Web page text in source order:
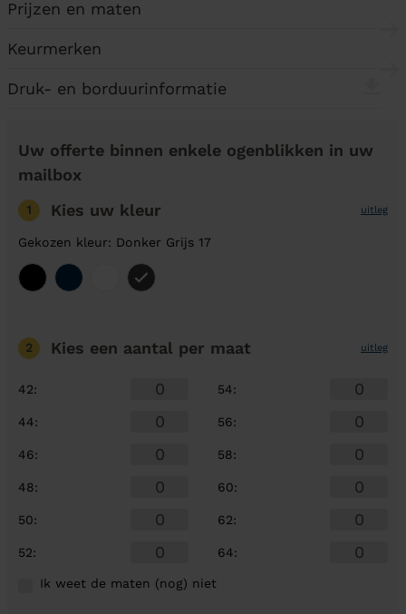
Prijzen en maten
Keurmerken
Druk- en borduurinformatie
Uw offerte binnen enkele ogenblikken in uw
mailbox
1 Kies uw kleur uitleg
Gekozen kleur: Donker Grijs 17
2 Kies een aantal per maat uitleg
42:
44:
46:
48:
50:
52:
54:
56:
58:
60:
62:
64:
Ik weet de maten (nog) niet